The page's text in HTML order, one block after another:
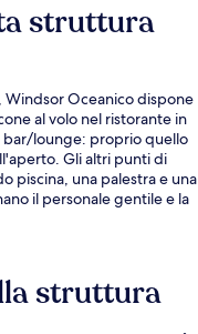
struttura
Windsor Oceanico dispone
al volo nel ristorante in
bar/lounge: proprio quello
Gli altri punti di
piscina, una palestra e una
il personale gentile e la
struttura